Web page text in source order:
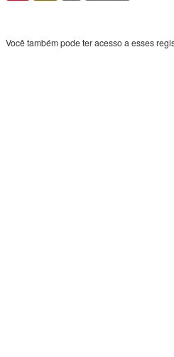
Você também pode ter acesso a esses